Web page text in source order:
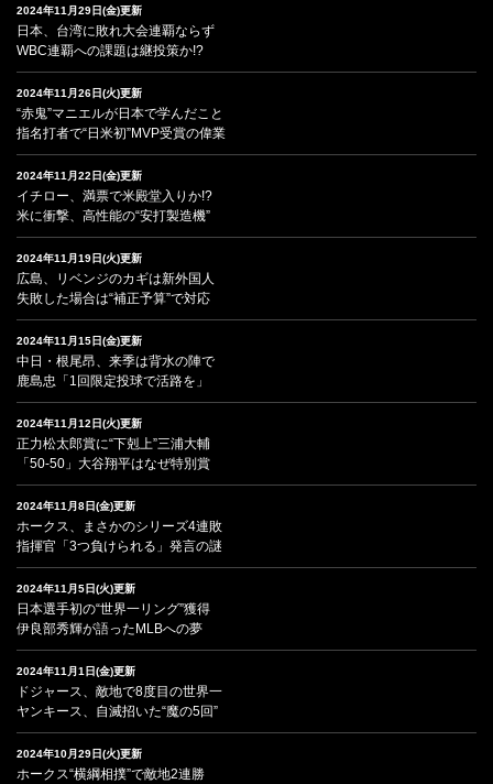
2024年11月29日(金)更新
日本、台湾に敗れ大会連覇ならず
WBC連覇への課題は継投策か!?
2024年11月26日(火)更新
“赤鬼”マニエルが日本で学んだこと
指名打者で“日米初”MVP受賞の偉業
2024年11月22日(金)更新
イチロー、満票で米殿堂入りか!?
米に衝撃、高性能の“安打製造機”
2024年11月19日(火)更新
広島、リベンジのカギは新外国人
失敗した場合は“補正予算”で対応
2024年11月15日(金)更新
中日・根尾昂、来季は背水の陣で
鹿島忠「1回限定投球で活路を」
2024年11月12日(火)更新
正力松太郎賞に“下剋上”三浦大輔
「50-50」大谷翔平はなぜ特別賞
2024年11月8日(金)更新
ホークス、まさかのシリーズ4連敗
指揮官「3つ負けられる」発言の謎
2024年11月5日(火)更新
日本選手初の“世界一リング”獲得
伊良部秀輝が語ったMLBへの夢
2024年11月1日(金)更新
ドジャース、敵地で8度目の世界一
ヤンキース、自滅招いた“魔の5回”
2024年10月29日(火)更新
ホークス“横綱相撲”で敵地2連勝